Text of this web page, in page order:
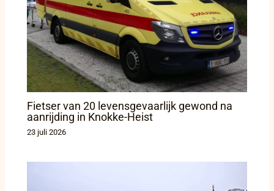
Fietser van 20 levensgevaarlijk gewond na
aanrijding in Knokke-Heist
23 juli 2026